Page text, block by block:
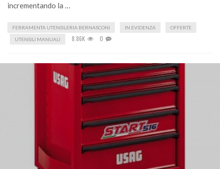
incrementando la …
FERRAMENTA UTENSILERIA BERNASCONI IN EVIDENZA
OFFERTE
UTENSILI MANUALI
8.86K 0